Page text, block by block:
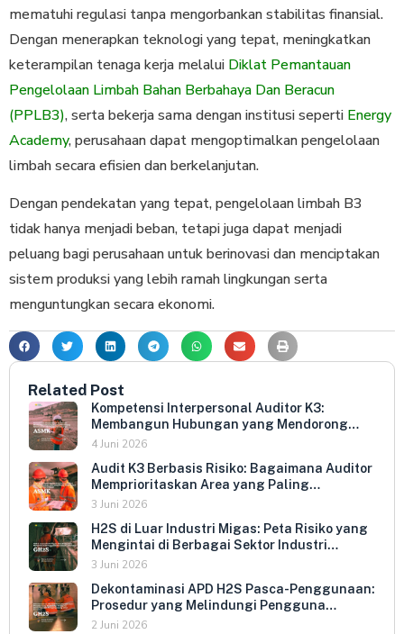
mematuhi regulasi tanpa mengorbankan stabilitas finansial.
Dengan menerapkan teknologi yang tepat, meningkatkan
keterampilan tenaga kerja melalui Diklat Pemantauan
Pengelolaan Limbah Bahan Berbahaya Dan Beracun
(PPLB3), serta bekerja sama dengan institusi seperti Energy
Academy, perusahaan dapat mengoptimalkan pengelolaan
limbah secara efisien dan berkelanjutan.
Dengan pendekatan yang tepat, pengelolaan limbah B3
tidak hanya menjadi beban, tetapi juga dapat menjadi
peluang bagi perusahaan untuk berinovasi dan menciptakan
sistem produksi yang lebih ramah lingkungan serta
menguntungkan secara ekonomi.
Related Post
Kompetensi Interpersonal Auditor K3:
Membangun Hubungan yang Mendorong
Keterbukaan dan Kepatuhan Sukarela
4 Juni 2026
Audit K3 Berbasis Risiko: Bagaimana Auditor
Memprioritaskan Area yang Paling
Menentukan Kepatuhan Perusahaan
3 Juni 2026
H2S di Luar Industri Migas: Peta Risiko yang
Mengintai di Berbagai Sektor Industri
Indonesia
3 Juni 2026
Dekontaminasi APD H2S Pasca-Penggunaan:
Prosedur yang Melindungi Pengguna
Berikutnya dan Memperpanjang Umur
2 Juni 2026